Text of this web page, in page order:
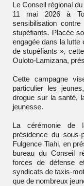
Le Conseil régional
11 mai 2026 à
sensibilisation
stupéfiants. Placée
engagée dans la lutte
de stupéfiants »,
Ouloto-Lamizana,
Cette campagne
particulier les
drogue sur la santé,
jeunesse.
La cérémonie de
présidence du sous-
Fulgence Tiahi, en
bureau du Conseil
forces de défense
syndicats de taxis-
que de nombreux